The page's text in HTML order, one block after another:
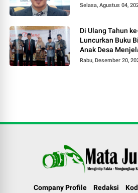
Selasa, Agustus 04,
Di Ulang Tahun
Luncurkan Buku
Anak Desa
Rabu, Desember 20,
Company Profile Redaksi